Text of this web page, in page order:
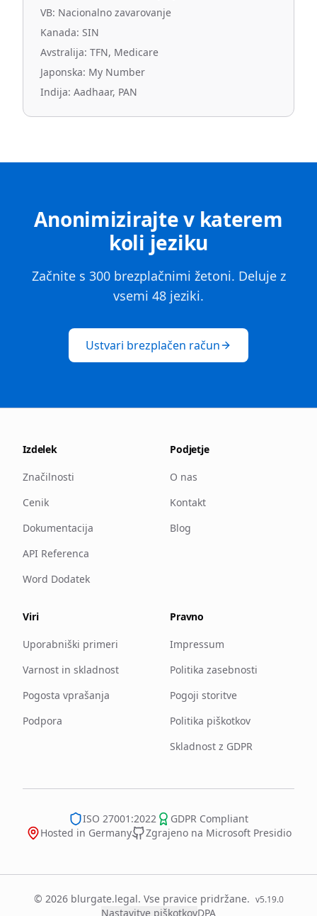
VB: Nacionalno zavarovanje
Kanada: SIN
Avstralija: TFN, Medicare
Japonska: My Number
Indija: Aadhaar, PAN
Anonimizirajte v katerem
koli jeziku
Začnite s 300 brezplačnimi žetoni. Deluje z
vsemi 48 jeziki.
Ustvari brezplačen račun
Izdelek
Značilnosti
Cenik
Dokumentacija
API Referenca
Word Dodatek
Podjetje
O nas
Kontakt
Blog
Viri
Uporabniški primeri
Varnost in skladnost
Pogosta vprašanja
Podpora
Pravno
Impressum
Politika zasebnosti
Pogoji storitve
Politika piškotkov
Skladnost z GDPR
ISO 27001:2022
GDPR Compliant
Hosted in Germany
Zgrajeno na Microsoft Presidio
© 2026 blurgate.legal. Vse pravice pridržane. v5.19.0
Nastavitve piškotkovDPA